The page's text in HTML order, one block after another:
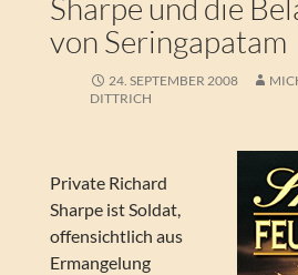
Sharpe und die
von Seringapatam
24. SEPTEMBER 2008
DITTRICH
Private Richard
Sharpe ist Soldat,
offensichtlich aus
Ermangelung